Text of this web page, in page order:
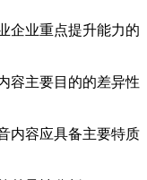
企业重点提升能力的
容主要目的的差异性
内容应具备主要特质